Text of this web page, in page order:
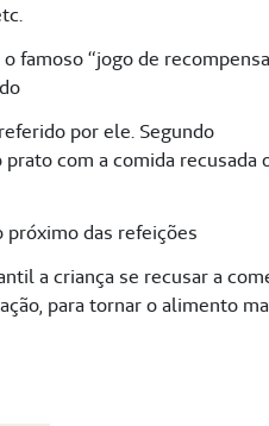
famoso “jogo de
por ele. Segundo
com a comida recusada
próximo das refeições
a criança se recusar a
para tornar o alimento